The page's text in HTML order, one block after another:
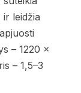
leidžia
– 1220 ×
– 1,5–3